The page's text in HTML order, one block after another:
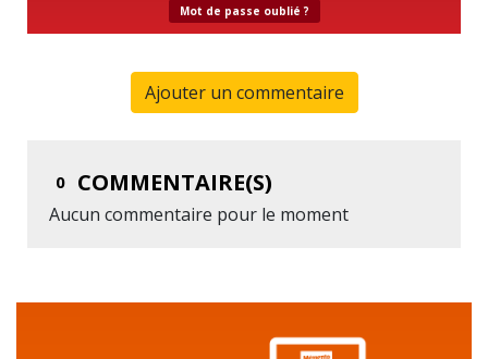
Mot de passe oublié ?
Ajouter un commentaire
0 COMMENTAIRE(S)
Aucun commentaire pour le moment